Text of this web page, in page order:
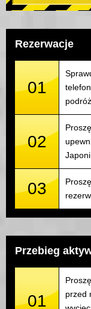
Rezerwacje
01
02
03
Przebieg
01
przed